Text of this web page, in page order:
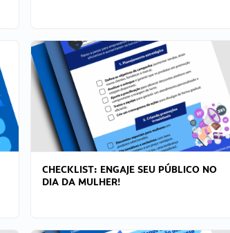
CHECKLIST: ENGAJE SEU PÚBLICO NO
DIA DA MULHER!